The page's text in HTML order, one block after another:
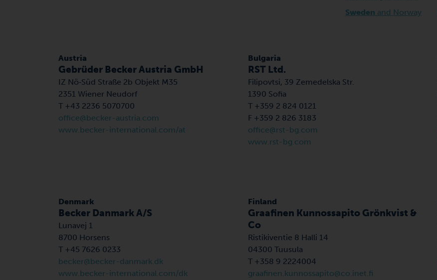
Sweden and Norway
Austria
Gebrüder Becker Austria GmbH
IZ Nö‑Süd Straße 2b Objekt M35
2351 Wiener Neudorf
T +43 2236 5070700
office@becker-austria.com
www.becker-international.com/at
Bulgaria
RST Ltd.
Filipovtsi, 39 Zemedelska Str.
1390 Sofia
T +359 2 824 0121
F +359 2 826 3183
office@rst-bg.com
www.rst-bg.com
Denmark
Becker Danmark A/S
Lunavej 1
8700 Horsens
T +45 7626 0233
becker@becker-danmark.dk
www.becker-international.com/dk
Finland
Graafinen Kunnossapito Grönkvist &
Co
Ristikiventie 8 Halli 14
04300 Tuusula
T +358 9 2224004
graafinen.kunnossapito@co.inet.fi